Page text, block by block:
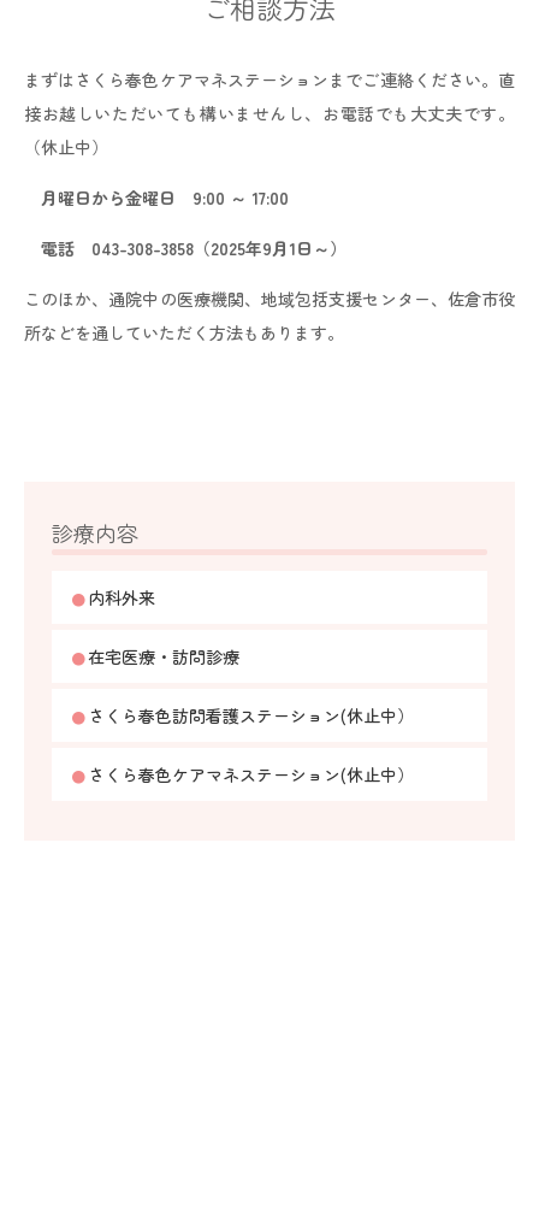
まずはさくら春色ケアマネステーションまでご連絡ください。直
接お越しいただいても構いませんし、お電話でも大丈夫です。
（休止中）
月曜日から金曜日 9:00 ～ 17:00
電話 043-308-3858 （2025年9月1日～）
このほか、通院中の医療機関、地域包括支援センター、佐倉市役
所などを通していただく方法もあります。
診療内容
内科外来
在宅医療・訪問診療
さくら春色訪問看護ステーション(休止中）
さくら春色ケアマネステーション(休止中）